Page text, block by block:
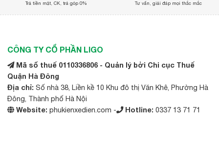
Trả tiền mặt, CK, trả góp 0% Tư vấn, giải đáp mọi thắc mắc
CÔNG TY CỔ PHẦN LIGO
Mã số thuế 0110336806 - Quản lý bởi Chi cục Thuế
Quận Hà Đông
Địa chỉ: Số nhà 38, Liền kề 10 Khu đô thị Văn Khê, Phường Hà
Đông, Thành phố Hà Nội
Website: phukienxedien.com - Hotline: 0337 13 71 71